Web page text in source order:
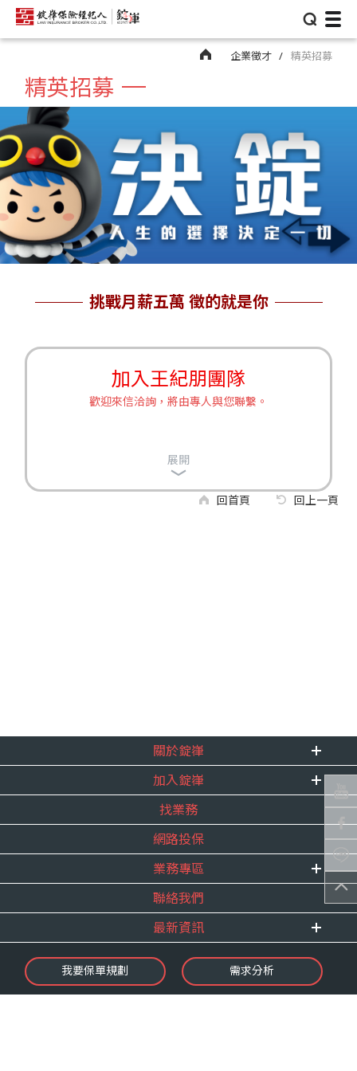
⌕
企業徵才 精英招募
精英招募
挑戰月薪五萬 徵的就是你
展開
加入王紀朋團隊
歡迎來信洽詢，將由專人與您聯繫。
回首頁 回上一頁
關於錠嵂
企業資訊
重要事跡
得獎紀錄
服務宣言
合作夥伴
加入錠嵂
內勤招聘
精英招募
年度增員計畫
找業務
網路投保
業務專區
E 線資源網
聯絡我們
最新資訊
最新消息
錠嵂焦點
我要保單規劃 需求分析